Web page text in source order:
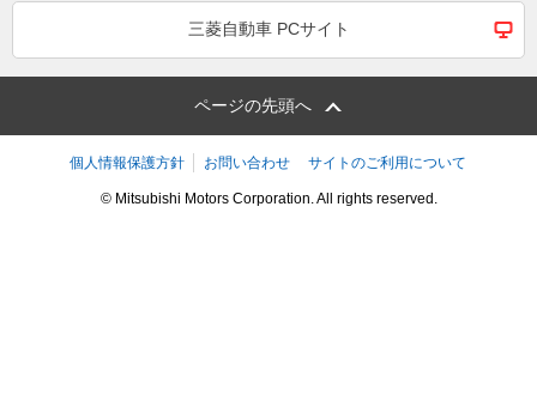
三菱自動車 PCサイト
ページの先頭へ
個人情報保護方針 お問い合わせ サイトのご利用について
© Mitsubishi Motors Corporation. All rights reserved.